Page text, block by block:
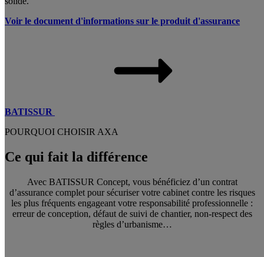
Voir le document d'informations sur le produit d'assurance
BATISSUR
POURQUOI CHOISIR AXA
Ce qui fait la différence
Avec BATISSUR Concept, vous bénéficiez d’un contrat
d’assurance complet pour sécuriser votre cabinet contre les risques
les plus fréquents engageant votre responsabilité professionnelle :
erreur de conception, défaut de suivi de chantier, non-respect des
règles d’urbanisme…